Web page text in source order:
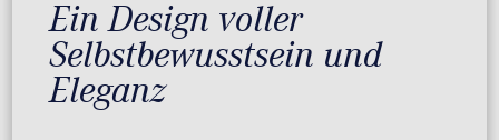
Ein Design voller
Selbstbewusstsein und
Eleganz